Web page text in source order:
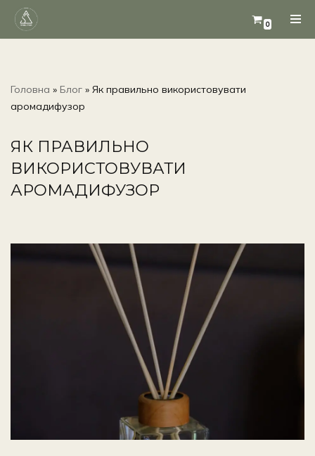
Перейти
0
Головна » Блог » Як правильно використовувати
аромадифузор
ЯК ПРАВИЛЬНО
ВИКОРИСТОВУВАТИ
АРОМАДИФУЗОР